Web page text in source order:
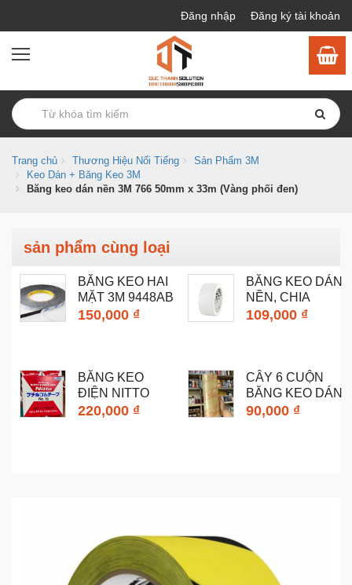
Đăng nhập Đăng ký tài khoản
Trang chủ Thương Hiệu Nổi Tiếng
Sản Phẩm 3M
Keo Dán + Băng Keo 3M
Băng keo dán nền 3M 766 50mm x 33m (Vàng phối đen)
sản phẩm cùng loại
BĂNG KEO HAI
MẶT 3M 9448AB
BLUE LOGO...
150,000 ₫
BĂNG KEO DÁN
NỀN, CHIA
VẠCH SÂN...
109,000 ₫
BĂNG KEO
ĐIỆN NITTO
SHINKO NO.15...
220,000 ₫
CÂY 6 CUỘN
BĂNG KEO DÁN
THÙNG OPP...
90,000 ₫